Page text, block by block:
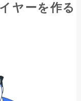
ヤーを作る